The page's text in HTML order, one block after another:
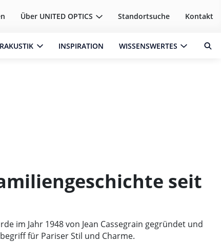
Über UNITED OPTICS Standortsuche Kontakt
INSPIRATION WISSENSWERTES
seit
im Jahr 1948 von Jean Cassegrain gegründet und
für Pariser Stil und Charme.